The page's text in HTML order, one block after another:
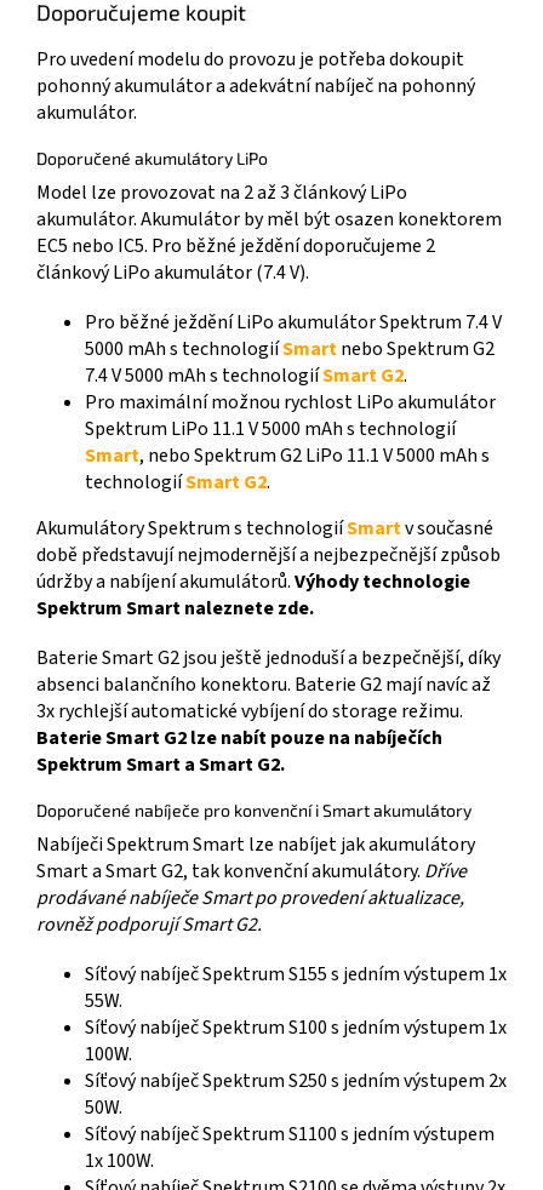
Doporučujeme koupit
Pro uvedení modelu do provozu je potřeba dokoupit
pohonný akumulátor a adekvátní nabíječ na pohonný
akumulátor.
Doporučené akumulátory LiPo
Model lze provozovat na 2 až 3 článkový LiPo
akumulátor. Akumulátor by měl být osazen konektorem
EC5 nebo IC5. Pro běžné ježdění doporučujeme 2
článkový LiPo akumulátor (7.4 V).
Pro běžné ježdění LiPo akumulátor Spektrum 7.4 V
5000 mAh s technologiíSmartnebo Spektrum G2
7.4 V 5000 mAh s technologiíSmart G2.
Pro maximální možnou rychlost LiPo akumulátor
Spektrum LiPo 11.1 V 5000 mAh s technologií
Smart, nebo Spektrum G2 LiPo 11.1 V 5000 mAh s
technologiíSmart G2.
Akumulátory Spektrum s technologiíSmartv současné
době představují nejmodernější a nejbezpečnější způsob
údržby a nabíjení akumulátorů.Výhody technologie
Spektrum Smart naleznete zde.
Baterie Smart G2 jsou ještě jednoduší a bezpečnější, díky
absenci balančního konektoru. Baterie G2 mají navíc až
3x rychlejší automatické vybíjení do storage režimu.
Baterie Smart G2 lze nabít pouze na nabíječích
Spektrum Smart a Smart G2.
Doporučené nabíječe pro konvenční i Smart akumulátory
Nabíječi Spektrum Smart lze nabíjet jak akumulátory
Smart a Smart G2, tak konvenční akumulátory. Dříve
prodávané nabíječe Smart po provedení aktualizace,
rovněž podporují Smart G2.
Síťový nabíječ Spektrum S155 s jedním výstupem 1x
55W.
Síťový nabíječ Spektrum S100 s jedním výstupem 1x
100W.
Síťový nabíječ Spektrum S250 s jedním výstupem 2x
50W.
Síťový nabíječ Spektrum S1100 s jedním výstupem
1x 100W.